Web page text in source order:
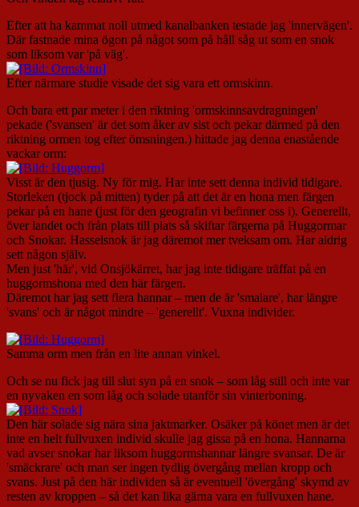
Efter att ha kammat noll utmed kanalbanken testade jag 'innervägen'.
Där fastnade mina ögon på något som på håll såg ut som en snok
som liksom var 'på väg'.
Efter närmare studie visade det sig vara ett ormskinn.
Och bara ett par meter i den riktning 'ormskinnsavdragningen'
pekade ('svansen' är det som åker av sist och pekar därmed på den
riktning ormen tog efter ömsningen.) hittade jag denna enastående
vackar orm:
Visst är den tjusig. Ny för mig. Har inte sett denna individ tidigare.
Storleken (tjock på mitten) tyder på att det är en hona men färgen
pekar på en hane (just för den geografin vi befinner oss i). Generellt,
över landet och från plats till plats så skiftar färgerna på Huggormar
och Snokar. Hasselsnok är jag däremot mer tveksam om. Har aldrig
sett någon själv.
Men just 'här', vid Onsjökärret, har jag inte tidigare träffat på en
huggormshona med den här färgen.
Däremot har jag sett flera hannar – men de är 'smalare', har längre
'svans' och är något mindre – 'generellt'. Vuxna individer.
Samma orm men från en lite annan vinkel.
Och se nu fick jag till slut syn på en snok – som låg still och inte var
en nyvaken en som låg och solade utanför sin vinterboning.
Den här solade sig nära sina jaktmarker. Osäker på könet men är det
inte en helt fullvuxen individ skulle jag gissa på en hona. Hannarna
vad avser snokar har liksom huggormshannar längre svansar. De är
'smäckrare' och man ser ingen tydlig övergång mellan kropp och
svans. Just på den här individen så är eventuell 'övergång' skymd av
resten av kroppen – så det kan lika gärna vara en fullvuxen hane.